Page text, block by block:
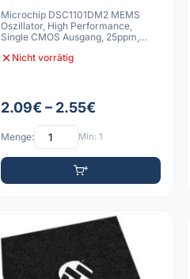
Microchip DSC1101DM2 MEMS
Oszillator, High Performance,
Single CMOS Ausgang, 25ppm,
Nicht vorrätig
2.09€ – 2.55€
Menge: Min: 1